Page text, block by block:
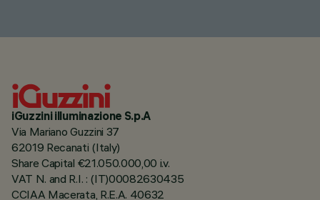
iGuzzini illuminazione S.p.A
Via Mariano Guzzini 37
62019 Recanati (Italy)
Share Capital €21.050.000,00 i.v.
VAT N. and R.I. : (IT)00082630435
CCIAA Macerata, R.E.A. 40632